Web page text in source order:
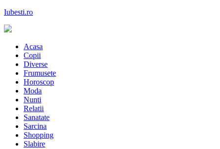
Skip
content
Iubesti.ro
astazi
Acasa
Copii
Diverse
Frumusete
Horoscop
Moda
Nunti
Relatii
Sanatate
Sarcina
Shopping
Slabire